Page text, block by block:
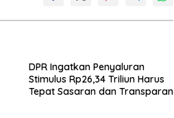
DPR Ingatkan Penyaluran
Stimulus Rp26,34 Triliun Harus
Tepat Sasaran dan Transparan